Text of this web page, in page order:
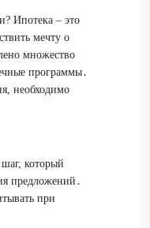
Ипотека – это
мечту о
множество
программы․
необходимо
который
предложений․
при